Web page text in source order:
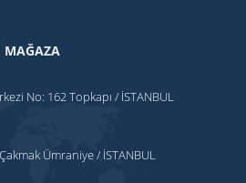
MAĞAZA
No: 162 Topkapı / İSTANBUL
Ümraniye / İSTANBUL